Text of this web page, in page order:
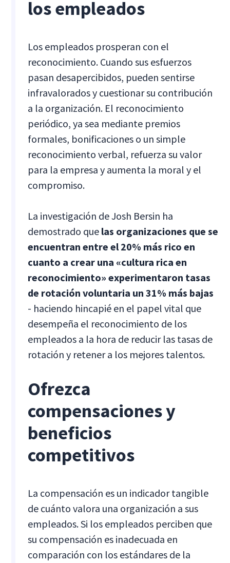
los empleados
Los empleados prosperan con el
reconocimiento. Cuando sus esfuerzos
pasan desapercibidos, pueden sentirse
infravalorados y cuestionar su contribución
a la organización. El reconocimiento
periódico, ya sea mediante premios
formales, bonificaciones o un simple
reconocimiento verbal, refuerza su valor
para la empresa y aumenta la moral y el
compromiso.
La investigación de Josh Bersin ha
demostrado que las organizaciones que se
encuentran entre el 20% más rico en
cuanto a crear una «cultura rica en
reconocimiento» experimentaron tasas
de rotación voluntaria un 31% más bajas
- haciendo hincapié en el papel vital que
desempeña el reconocimiento de los
empleados a la hora de reducir las tasas de
rotación y retener a los mejores talentos.
Ofrezca
compensaciones y
beneficios
competitivos
La compensación es un indicador tangible
de cuánto valora una organización a sus
empleados. Si los empleados perciben que
su compensación es inadecuada en
comparación con los estándares de la